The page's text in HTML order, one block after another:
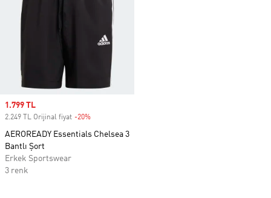
Sale price
1.799 TL
2.249 TL Orijinal fiyat -20%
AEROREADY Essentials Chelsea 3
Bantlı Şort
Erkek Sportswear
3 renk